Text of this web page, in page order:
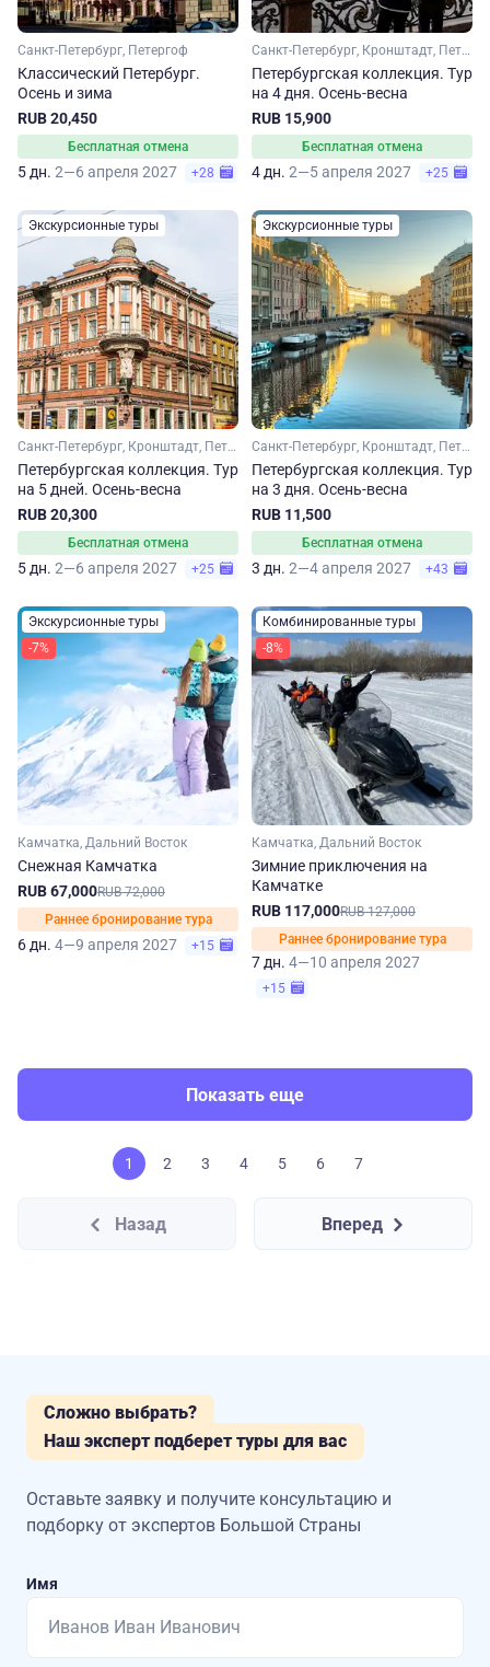
Санкт-Петербург, Петергоф
Классический Петербург.
Осень и зима
RUB 20,450
Бесплатная отмена
5 дн. 2—6 апреля 2027 +28
Санкт-Петербург, Кронштадт, Петергоф
Петербургская коллекция. Тур
на 4 дня. Осень-весна
RUB 15,900
Бесплатная отмена
4 дн. 2—5 апреля 2027 +25
Экскурсионные туры
Санкт-Петербург, Кронштадт, Петергоф
Петербургская коллекция. Тур
на 5 дней. Осень-весна
RUB 20,300
Бесплатная отмена
5 дн. 2—6 апреля 2027 +25
Экскурсионные туры
Санкт-Петербург, Кронштадт, Петергоф
Петербургская коллекция. Тур
на 3 дня. Осень-весна
RUB 11,500
Бесплатная отмена
3 дн. 2—4 апреля 2027 +43
Экскурсионные туры
-7%
Камчатка, Дальний Восток
Снежная Камчатка
RUB 67,000RUB 72,000
Раннее бронирование тура
6 дн. 4—9 апреля 2027 +15
Комбинированные туры
-8%
Камчатка, Дальний Восток
Зимние приключения на
Камчатке
RUB 117,000RUB 127,000
Раннее бронирование тура
7 дн. 4—10 апреля 2027
+15
Показать еще
1 2 3 4 5 6 7
Назад Вперед
Сложно выбрать?
Наш эксперт подберет туры для вас
Оставьте заявку и получите консультацию и
подборку от экспертов Большой Страны
Имя